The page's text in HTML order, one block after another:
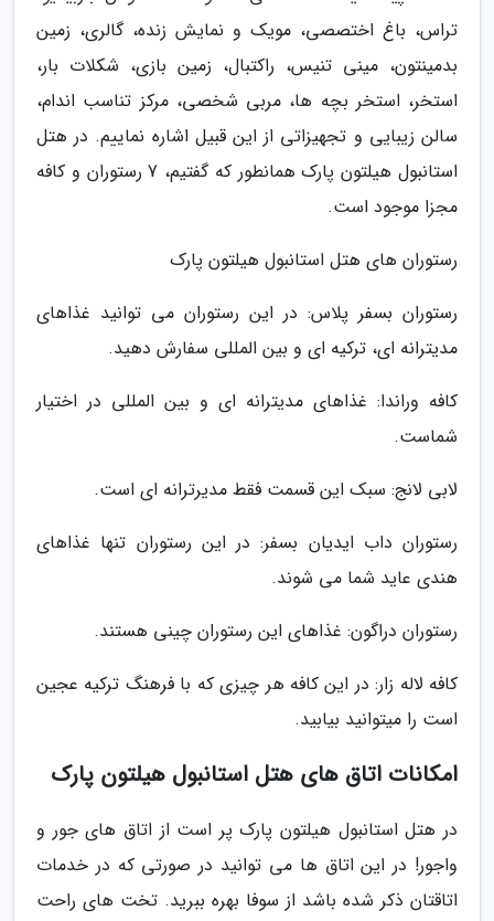
تراس، باغ اختصصی، مویک و نمایش زنده، گالری، زمین
بدمینتون، مینی تنیس، راکتبال، زمین بازی، شکلات بار،
استخر، استخر بچه ها، مربی شخصی، مرکز تناسب اندام،
سالن زیبایی و تجهیزاتی از این قبیل اشاره نماییم. در هتل
استانبول هیلتون پارک همانطور که گفتیم، 7 رستوران و کافه
مجزا موجود است.
رستوران های هتل استانبول هیلتون پارک
رستوران بسفر پلاس: در این رستوران می توانید غذاهای
مدیترانه ای، ترکیه ای و بین المللی سفارش دهید.
کافه وراندا: غذاهای مدیترانه ای و بین المللی در اختیار
شماست.
لابی لانج: سبک این قسمت فقط مدیرترانه ای است.
رستوران داب ایدیان بسفر: در این رستوران تنها غذاهای
هندی عاید شما می شوند.
رستوران دراگون: غذاهای این رستوران چینی هستند.
کافه لاله زار: در این کافه هر چیزی که با فرهنگ ترکیه عجین
است را میتوانید بیابید.
امکانات اتاق های هتل استانبول هیلتون پارک
در هتل استانبول هیلتون پارک پر است از اتاق های جور و
واجور! در این اتاق ها می توانید در صورتی که در خدمات
اتاقتان ذکر شده باشد از سوفا بهره ببرید. تخت های راحت